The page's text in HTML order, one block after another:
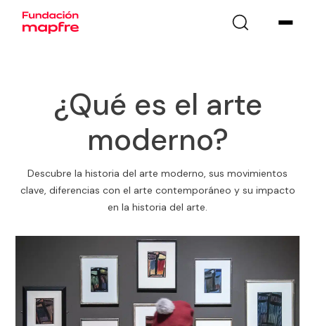
¿Qué es el arte
moderno?
Descubre la historia del arte moderno, sus movimientos
clave, diferencias con el arte contemporáneo y su impacto
en la historia del arte.